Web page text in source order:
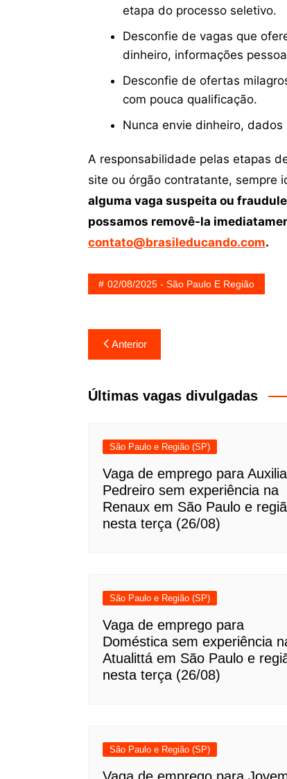
etapa do processo seletivo.
Desconfie de vagas que
dinheiro, informações
Desconfie de ofertas
com pouca qualificação.
Nunca envie dinheiro,
A responsabilidade pelas etapas
site ou órgão contratante, sempre
alguma vaga suspeita ou
possamos removê-la
contato@brasileducando.com.
02/08/2025 - São Paulo E Região
Navegação
de
Post
Anterior
Últimas vagas divulgadas
São Paulo e Região (SP)
Vaga de emprego para
Pedreiro sem experiência na
Renaux em São Paulo e
nesta terça (26/08)
São Paulo e Região (SP)
Vaga de emprego para
Doméstica sem experiência
Atualittá em São Paulo e
nesta terça (26/08)
São Paulo e Região (SP)